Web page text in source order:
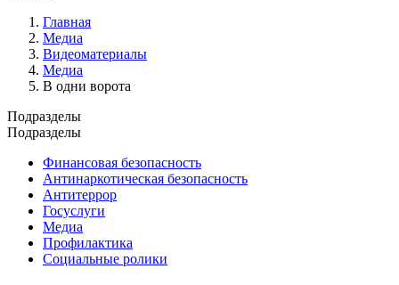
Главная
Медиа
Видеоматериалы
Медиа
В одни ворота
Подразделы
Подразделы
Финансовая безопасность
Антинаркотическая безопасность
Антитеррор
Госуслуги
Медиа
Профилактика
Социальные ролики